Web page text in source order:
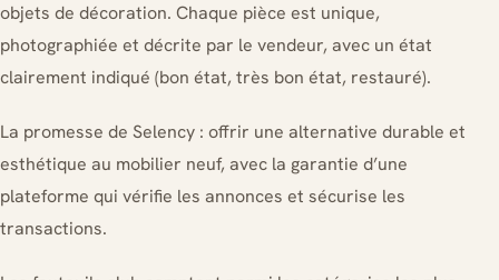
objets de décoration. Chaque pièce est unique,
photographiée et décrite par le vendeur, avec un état
clairement indiqué (bon état, très bon état, restauré).
La promesse de Selency : offrir une alternative durable et
esthétique au mobilier neuf, avec la garantie d’une
plateforme qui vérifie les annonces et sécurise les
transactions.